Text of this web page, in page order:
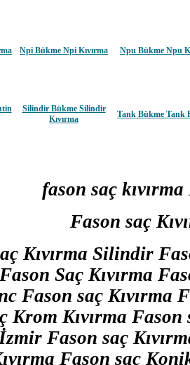
Npi Bükme Npi Kıvırma Npu Bükme Npu
Silindir Bükme Silindir
Kıvırma
Tank Bükme Tank
fason saç
Fason saç
Kıvırma Silindir
Saç Kıvırma
Fason saç Kıvırma
Krom Kıvırma
Fason saç
Fason saç